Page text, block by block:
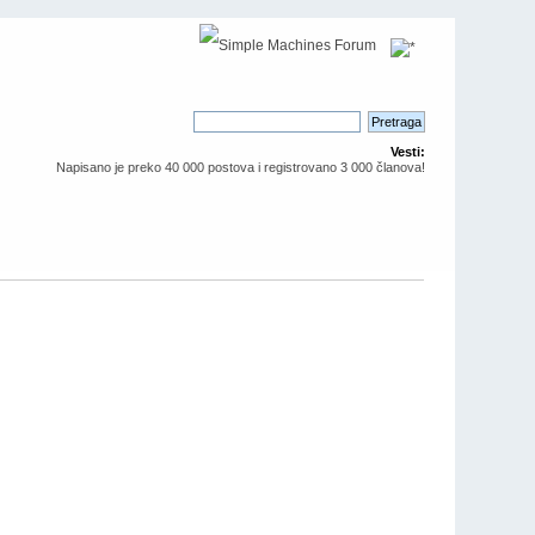
Vesti:
Napisano je preko 40 000 postova i registrovano 3 000 članova!